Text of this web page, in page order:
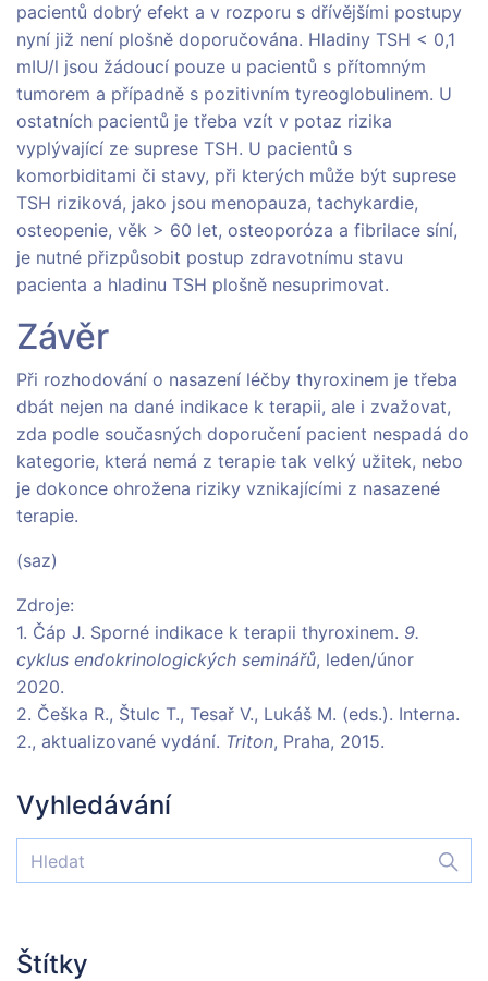
pacientů dobrý efekt a v rozporu s dřívějšími postupy
nyní již není plošně doporučována. Hladiny TSH < 0,1
mIU/l jsou žádoucí pouze u pacientů s přítomným
tumorem a případně s pozitivním tyreoglobulinem. U
ostatních pacientů je třeba vzít v potaz rizika
vyplývající ze suprese TSH. U pacientů s
komorbiditami či stavy, při kterých může být suprese
TSH riziková, jako jsou menopauza, tachykardie,
osteopenie, věk > 60 let, osteoporóza a fibrilace síní,
je nutné přizpůsobit postup zdravotnímu stavu
pacienta a hladinu TSH plošně nesuprimovat.
Závěr
Při rozhodování o nasazení léčby thyroxinem je třeba
dbát nejen na dané indikace k terapii, ale i zvažovat,
zda podle současných doporučení pacient nespadá do
kategorie, která nemá z terapie tak velký užitek, nebo
je dokonce ohrožena riziky vznikajícími z nasazené
terapie.
(saz)
Zdroje:
1. Čáp J. Sporné indikace k terapii thyroxinem. 9.
cyklus endokrinologických seminářů, leden/únor
2020.
2. Češka R., Štulc T., Tesař V., Lukáš M. (eds.). Interna.
2., aktualizované vydání. Triton, Praha, 2015.
Vyhledávání
Štítky